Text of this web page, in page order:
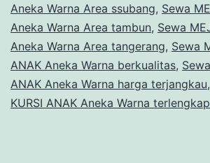
Aneka Warna Area ssubang, Sewa
Aneka Warna Area tambun, Sewa
Aneka Warna Area tangerang, Sewa
ANAK Aneka Warna berkualitas,
ANAK Aneka Warna harga terjangkau,
KURSI ANAK Aneka Warna terlengkap